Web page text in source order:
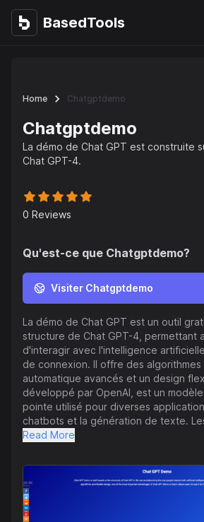
BasedTools
BasedTools
Home Chatgptdemo
Chatgptdemo
La démo de Chat GPT est construite
Chat GPT-4.
0 Reviews
Qu'est-ce que Chatgptdemo?
Visiter Chatgptdemo
La démo de Chat GPT est un outil
structure de Chat GPT-4, permettant
d'interagir avec l'intelligence
de connexion. Il offre des
automatique avancés et un design
développé par OpenAI, est un
pointe utilisé pour diverses
chatbots et la génération de texte.
peuvent engager des dialogues avec
la personnalisation des configurations
utilisateurs peuvent se connecter à
compte OpenAI ou utiliser le site de
qui est toujours gratuit et ne
ChatGPT peut enregistrer les données
Read More